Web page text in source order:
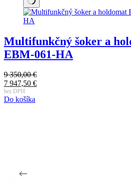
Multifunkčný šoker a
EBM-061-HA
9 350,00€
Pôvodná
cena
bola:
7 947,50 €
Aktuálna
cena
bez DPH
Do košíka